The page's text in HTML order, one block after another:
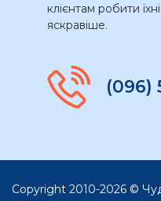
клієнтам робити
яскравіше.
(096)
Copyright 2010-2026 ©